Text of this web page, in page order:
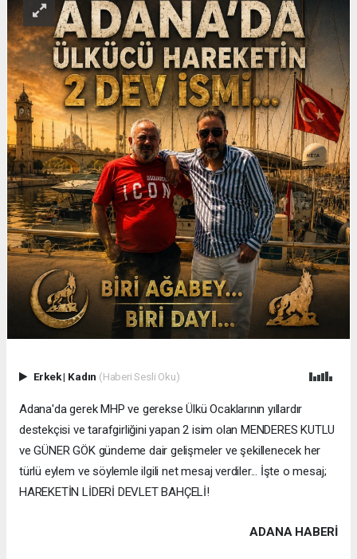
Erkek| Kadın (Haberi Sesli Oku)
Adana'da gerek MHP ve gerekse Ülkü Ocaklarının yıllardır
destekçisi ve tarafgirliğini yapan 2 isim olan MENDERES KUTLU
ve GÜNER GÖK gündeme dair gelişmeler ve şekillenecek her
türlü eylem ve söylemle ilgili net mesaj verdiler... İşte o mesaj;
HAREKETİN LİDERİ DEVLET BAHÇELİ!
ADANA HABERİ